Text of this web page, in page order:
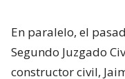
En paralelo, el
Segundo Juzgado
constructor civil,